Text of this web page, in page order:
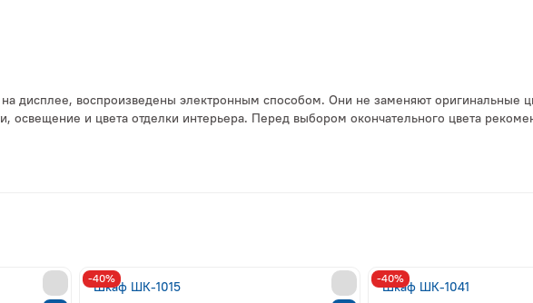
дисплее, воспроизведены электронным способом. Они не заменяют оригинальные
освещение и цвета отделки интерьера. Перед выбором окончательного цвета
Шкаф ШК-1015
-40%
Шкаф ШК-1041
-40%